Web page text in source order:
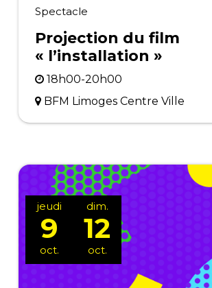
Spectacle
Projection du film
« l’installation »
18h00-20h00
BFM Limoges Centre Ville
jeudi
9
oct.
dim.
12
oct.